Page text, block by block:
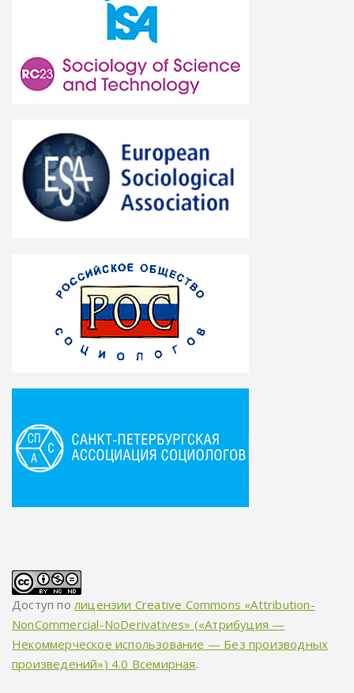
Доступ по лицензии Creative Commons «Attribution-
NonCommercial-NoDerivatives» («Атрибуция —
Некоммерческое использование — Без производных
произведений») 4.0 Всемирная.